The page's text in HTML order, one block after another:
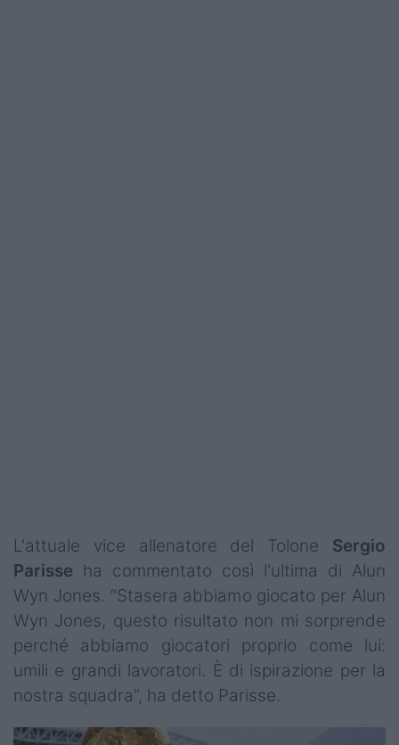
L'attuale vice allenatore del Tolone Sergio
Parisse ha commentato così l'ultima di Alun
Wyn Jones. “Stasera abbiamo giocato per Alun
Wyn Jones, questo risultato non mi sorprende
perché abbiamo giocatori proprio come lui:
umili e grandi lavoratori. È di ispirazione per la
nostra squadra”, ha detto Parisse.